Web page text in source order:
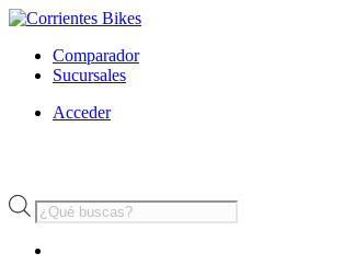
Comparador
Sucursales
Acceder
Búsqueda
de